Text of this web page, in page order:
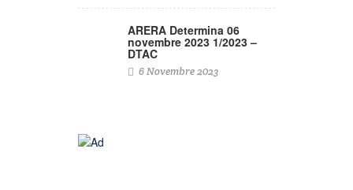
ARERA Determina 06
novembre 2023 1/2023 –
DTAC
6 Novembre 2023